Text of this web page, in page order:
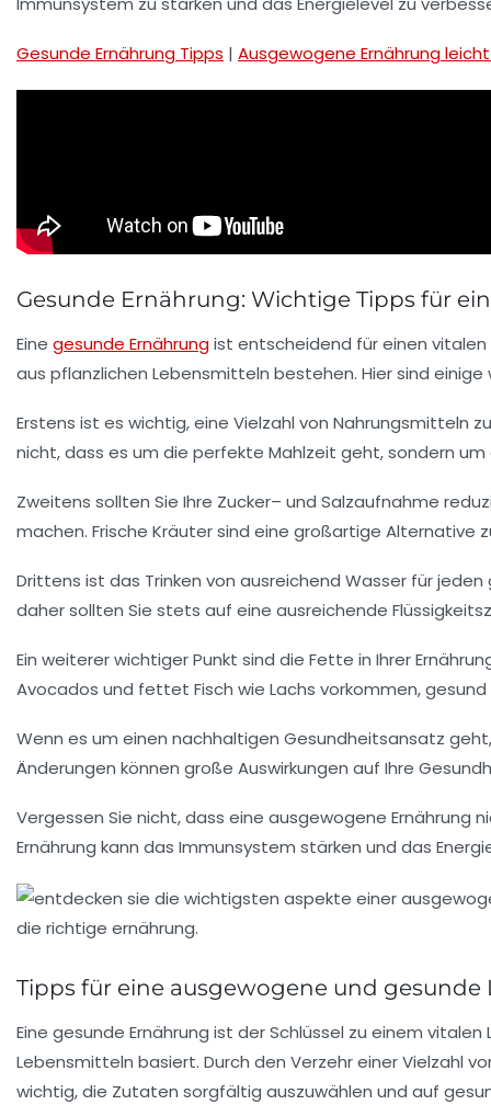
Gesunde Ernährung Tipps | Ausgewogene Ernährung
Gesunde Ernährung: Wichtige Tipps für
Eine gesunde Ernährungist entscheidend für einen vitalen
aus pflanzlichen Lebensmitteln bestehen. Hier sind
Erstens ist es wichtig, eine Vielzahl von Nahrungsmitteln
nicht, dass es um die perfekte Mahlzeit geht, sondern
Zweitens sollten Sie Ihre Zucker– und Salzaufnahme
machen. Frische Kräutersind eine großartige Alternative
Drittens ist das Trinken von ausreichend Wasser für jeden
daher sollten Sie stets auf eine ausreichende
Ein weiterer wichtiger Punkt sind die Fette in Ihrer
Avocados und fettet Fisch wie Lachs vorkommen,
Wenn es um einen nachhaltigen Gesundheitsansatz
Änderungen können große Auswirkungen auf Ihre
Vergessen Sie nicht, dass eine ausgewogene
Ernährung kann das Immunsystem stärken und das
Tipps für eine ausgewogene und gesunde
Eine gesunde Ernährung ist der Schlüssel zu einem
Lebensmitteln basiert. Durch den Verzehr einer Vielzahl
wichtig, die Zutaten sorgfältig auszuwählen und auf